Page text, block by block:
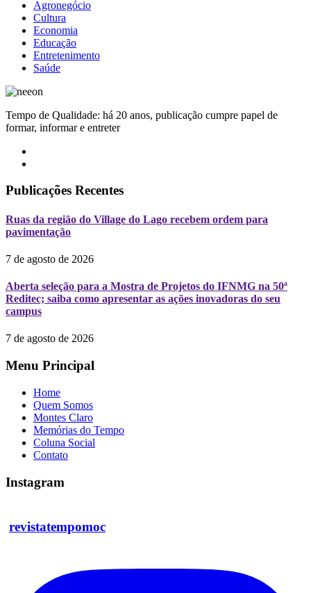
Agronegócio
Cultura
Economia
Educação
Entretenimento
Saúde
Tempo de Qualidade: há 20 anos, publicação cumpre papel de
formar, informar e entreter
Publicações Recentes
Ruas da região do Village do Lago recebem ordem para
pavimentação
7 de agosto de 2026
Aberta seleção para a Mostra de Projetos do IFNMG na 50ª
Reditec; saiba como apresentar as ações inovadoras do seu
campus
7 de agosto de 2026
Menu Principal
Home
Quem Somos
Montes Claro
Memórias do Tempo
Coluna Social
Contato
Instagram
revistatempomoc